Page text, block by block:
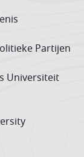
Partijen
Universiteit